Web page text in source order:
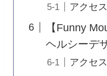
アクセス
【Funny
ヘルシーデ
アクセス